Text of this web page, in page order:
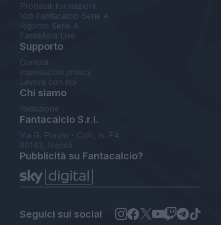
Probabili formazioni
Voti Fantacalcio Serie A
Rigoristi Serie A
FantaAsta Live
Supporto
Contatti
Impostazioni privacy
Lavora con noi
Chi siamo
Redazione
Fantacalcio S.r.l.
Via G. Porzio - CdN, Is. F4
80143, Napoli
Pubblicità su Fantacalcio?
Seguici sui social